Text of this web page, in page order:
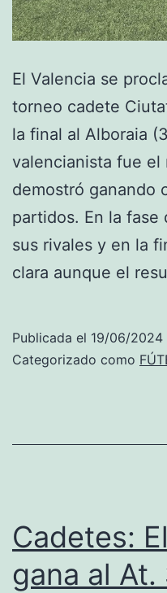
El Valencia se
torneo cadete
la final al Alboraia
valencianista fue el
demostró ganando
partidos. En la fase
sus rivales y en la
clara aunque el
Publicada el 19/06/2024
Categorizado como
Cadetes:
gana al At.